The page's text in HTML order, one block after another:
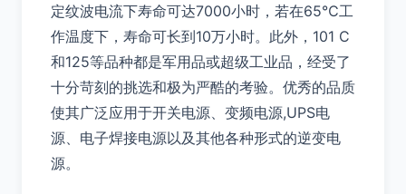
定纹波电流下寿命可达7000小时，若在65℃工
作温度下，寿命可长到10万小时。此外，101 C
和125等品种都是军用品或超级工业品，经受了
十分苛刻的挑选和极为严酷的考验。优秀的品质
使其广泛应用于开关电源、变频电源,UPS电
源、电子焊接电源以及其他各种形式的逆变电
源。